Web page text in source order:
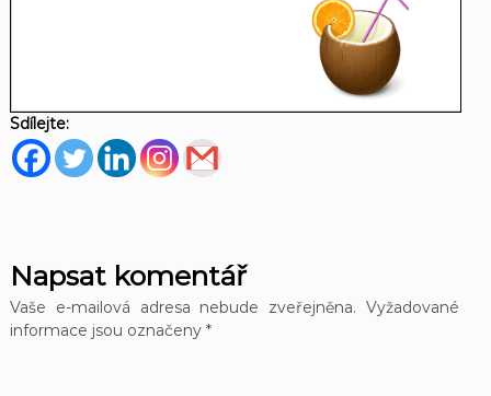
Sdílejte:
Napsat komentář
Vaše e-mailová adresa nebude zveřejněna. Vyžadované
informace jsou označeny *